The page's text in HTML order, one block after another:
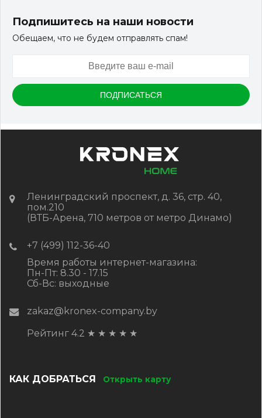
150*25*3000 мм
КУПИТЬ
Подпишитесь на наши новости
Обещаем, что не будем отправлять спам!
Ленинградский проспект, д. 36, стр. 40,
пом.210
(ВТБ-Арена, 710 метров от метро Динамо)
+7 (499) 112-36-40
Время работы интернет-магазина:
Пн-Пт: 8.30 - 17.15
Сб-Вс: выходные
zakaz@kronex-company.by
Рейтинг 4.2 ★ ★ ★ ★ ★
КАК ДОБРАТЬСЯ Открыть карту